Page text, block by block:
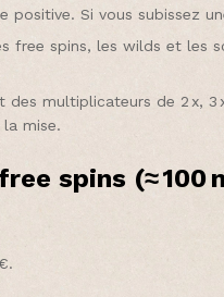
Si vous subissez
free spins, les wilds et
multiplicateurs de 2 x,
mise.
spins (≈ 100